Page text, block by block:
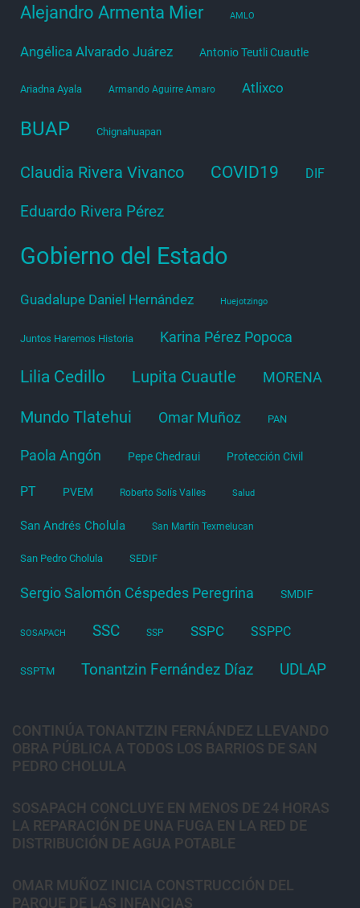
Alejandro Armenta Mier AMLO
Angélica Alvarado Juárez Antonio Teutli Cuautle
Ariadna Ayala Armando Aguirre Amaro Atlixco
BUAP Chignahuapan
Claudia Rivera Vivanco COVID19 DIF
Eduardo Rivera Pérez
Gobierno del Estado
Guadalupe Daniel Hernández Huejotzingo
Juntos Haremos Historia Karina Pérez Popoca
Lilia Cedillo Lupita Cuautle MORENA
Mundo Tlatehui Omar Muñoz PAN
Paola Angón Pepe Chedraui Protección Civil
PT PVEM Roberto Solís Valles Salud
San Andrés Cholula San Martín Texmelucan
San Pedro Cholula SEDIF
Sergio Salomón Céspedes Peregrina SMDIF
SOSAPACH SSC SSP SSPC SSPPC
SSPTM Tonantzin Fernández Díaz UDLAP
CONTINÚA TONANTZIN FERNÁNDEZ LLEVANDO
OBRA PÚBLICA A TODOS LOS BARRIOS DE SAN
PEDRO CHOLULA
SOSAPACH CONCLUYE EN MENOS DE 24 HORAS
LA REPARACIÓN DE UNA FUGA EN LA RED DE
DISTRIBUCIÓN DE AGUA POTABLE
OMAR MUÑOZ INICIA CONSTRUCCIÓN DEL
PARQUE DE LAS INFANCIAS